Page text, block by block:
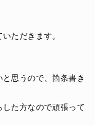
ただきます。
思うので、箇条書き
た方なので頑張って